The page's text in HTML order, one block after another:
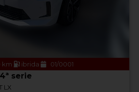
km ibrida 01/0001
serie
LX